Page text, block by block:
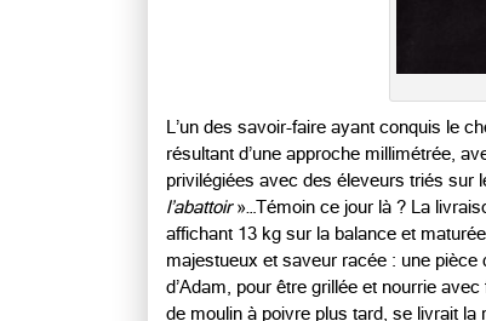
L’un des savoir-faire ayant conquis le
résultant d’une approche millimétrée,
privilégiées avec des éleveurs triés sur
l’abattoir»…Témoin ce jour là ? La
affichant 13 kg sur la balance et
majestueux et saveur racée : une pièce
d’Adam, pour être grillée et nourrie
de moulin à poivre plus tard, se livrait la